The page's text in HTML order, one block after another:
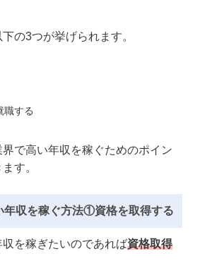
の3つが挙げられます。
職する
で高い年収を稼ぐためのポイン
す。
年収を稼ぐ方法①資格を取得する
を稼ぎたいのであれば資格取得